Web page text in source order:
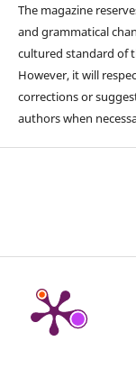
The magazine
and grammatical
cultured standard of
However, it will
corrections or
authors when